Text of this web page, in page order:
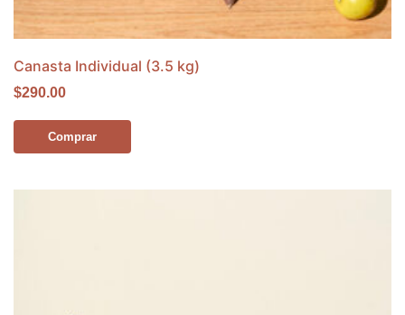
Canasta Individual (3.5 kg)
$290.00
Comprar